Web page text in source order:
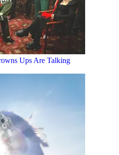
Ups Are Talking